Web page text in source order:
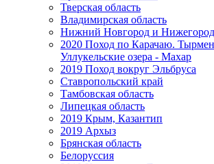
Тверская область
Владимирская область
Нижний Новгород и
2020 Поход по Карачаю.
Уллукельские озера - Махар
2019 Поход вокруг Эльбруса
Ставропольский край
Тамбовская область
Липецкая область
2019 Крым, Казантип
2019 Архыз
Брянская область
Белоруссия